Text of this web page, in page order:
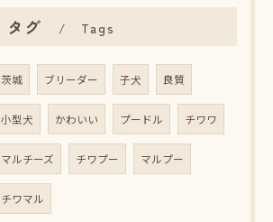
タグ Tags
茨城 ブリーダー 子犬 良質
小型犬 かわいい プードル チワワ
マルチーズ チワプー マルプー
チワマル